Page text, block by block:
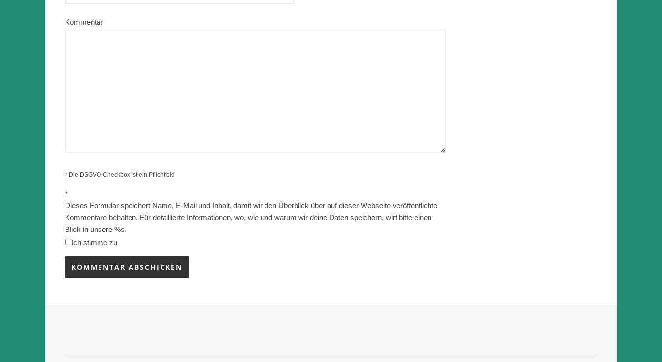
Kommentar
* Die DSGVO-Checkbox ist ein Pflichtfeld
*
Dieses Formular speichert Name, E-Mail und Inhalt, damit wir den Überblick über auf dieser Webseite veröffentlichte
Kommentare behalten. Für detaillierte Informationen, wo, wie und warum wir deine Daten speichern, wirf bitte einen
Blick in unsere %s.
Ich stimme zu